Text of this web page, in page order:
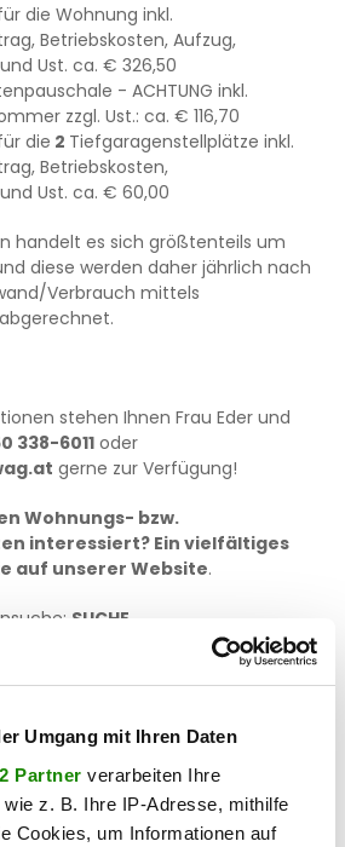
Umgang mit Ihren Daten
Partner verarbeiten Ihre
z. B. Ihre IP-Adresse, mithilfe
Cookies, um Informationen auf
die Wohnung inkl.
Betriebskosten, Aufzug,
Ust. ca. € 326,50
- ACHTUNG inkl.
zzgl. Ust.: ca. € 116,70
die 2 Tiefgaragenstellplätze inkl.
Betriebskosten,
Ust. ca. € 60,00
handelt es sich größtenteils um
diese werden daher jährlich nach
Verbrauch mittels
stehen Ihnen Frau Eder und
338-6011oder
gerne zur Verfügung!
Wohnungs- bzw.
interessiert? Ein vielfältiges
auf unserer Website.
SUCHE
Wohnungsanmeldung
persönlich über unser vielfältiges
einfach an! Und das natürlich
und provisionsfrei!